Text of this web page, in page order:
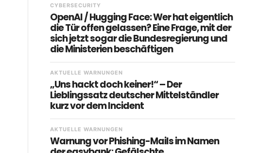
CYBERSECURITY
OpenAI / Hugging Face: Wer hat eigentlich
die Tür offen gelassen? Eine Frage, mit der
sich jetzt sogar die Bundesregierung und
die Ministerien beschäftigen
AKTUELLE WARNUNGEN
„Uns hackt doch keiner!“ – Der
Lieblingssatz deutscher Mittelständler
kurz vor dem Incident
AKTUELLE WARNUNGEN
Warnung vor Phishing-Mails im Namen